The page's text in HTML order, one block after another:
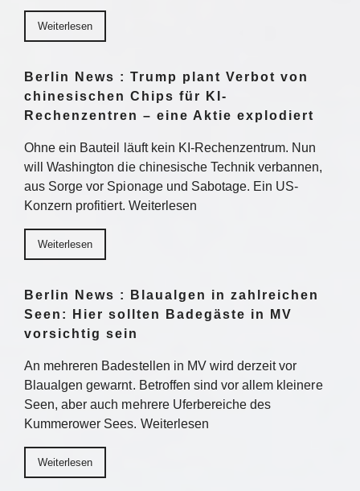
Weiterlesen
Berlin News : Trump plant Verbot von
chinesischen Chips für KI-
Rechenzentren – eine Aktie explodiert
Ohne ein Bauteil läuft kein KI-Rechenzentrum. Nun
will Washington die chinesische Technik verbannen,
aus Sorge vor Spionage und Sabotage. Ein US-
Konzern profitiert. Weiterlesen
Weiterlesen
Berlin News : Blaualgen in zahlreichen
Seen: Hier sollten Badegäste in MV
vorsichtig sein
An mehreren Badestellen in MV wird derzeit vor
Blaualgen gewarnt. Betroffen sind vor allem kleinere
Seen, aber auch mehrere Uferbereiche des
Kummerower Sees. Weiterlesen
Weiterlesen